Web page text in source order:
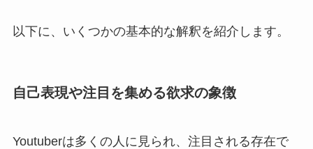
以下に、いくつかの基本的な解釈を紹介します。
自己表現や注目を集める欲求の象徴
Youtuberは多くの人に見られ、注目される存在で